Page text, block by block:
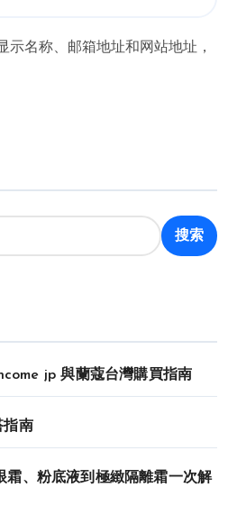
示名称、邮箱地址和网站地址，
搜索
jp 與蘭蔻台灣購買指南
指南
霜、粉底液到極緻隔離霜一次解